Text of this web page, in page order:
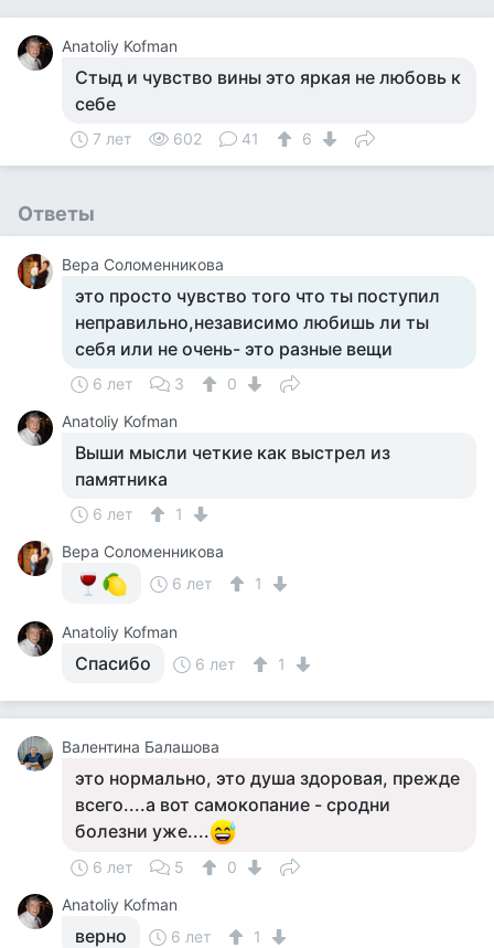
Anatoliy Kofman
Стыд и чувство вины это яркая не любовь к
себе
7 лет 602 41 6
Ответы
Вера Соломенникова
это просто чувство того что ты поступил
неправильно,независимо любишь ли ты
себя или не очень- это разные вещи
6 лет 3
0
Anatoliy Kofman
Выши мысли четкие как выстрел из
памятника
6 лет
1
Вера Соломенникова
6 лет
1
Anatoliy Kofman
Спасибо 6 лет 1
Валентина Балашова
это нормально, это душа здоровая, прежде
всего....а вот самокопание - сродни
болезни уже....
6 лет 5
0
Anatoliy Kofman
верно 6 лет 1